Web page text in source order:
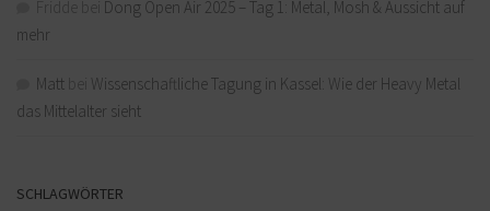
Dong Open Air 2025 – Tag 1: Metal, Mosh & Aussicht auf
mehr
Matt
Wissenschaftliche Tagung in Kassel: Wie der Heavy Metal
das Mittelalter sieht
SCHLAGWÖRTER